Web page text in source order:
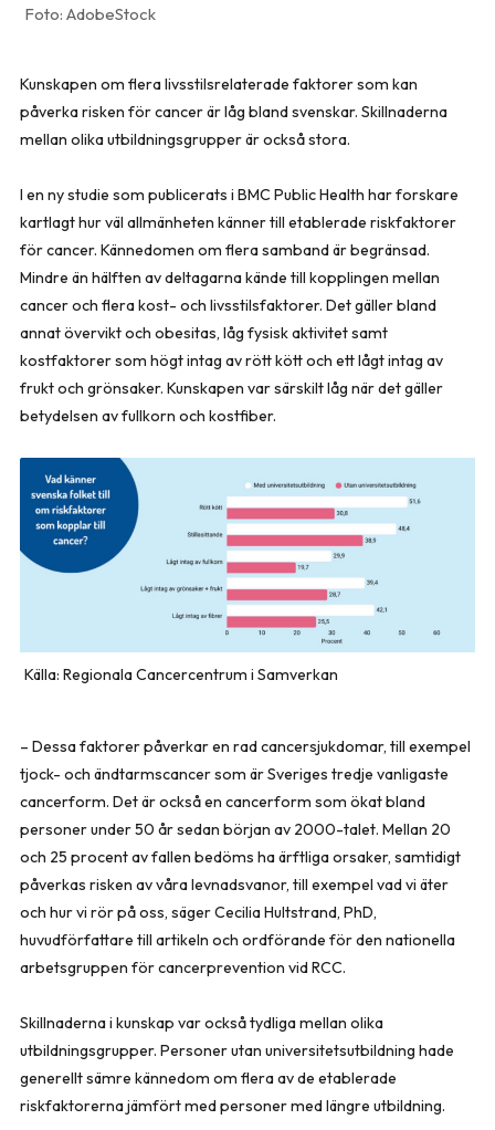
AdobeStock
Kunskapen om flera livsstilsrelaterade faktorer som kan
påverka risken för cancer är låg bland svenskar. Skillnaderna
mellan olika utbildningsgrupper är också stora.
I en ny studie som publicerats i BMC Public Health har forskare
kartlagt hur väl allmänheten känner till etablerade riskfaktorer
för cancer. Kännedomen om flera samband är begränsad.
Mindre än hälften av deltagarna kände till kopplingen mellan
cancer och flera kost- och livsstilsfaktorer. Det gäller bland
annat övervikt och obesitas, låg fysisk aktivitet samt
kostfaktorer som högt intag av rött kött och ett lågt intag av
frukt och grönsaker. Kunskapen var särskilt låg när det gäller
betydelsen av fullkorn och kostfiber.
Källa: Regionala Cancercentrum i Samverkan
– Dessa faktorer påverkar en rad cancersjukdomar, till exempel
tjock- och ändtarmscancer som är Sveriges tredje vanligaste
cancerform. Det är också en cancerform som ökat bland
personer under 50 år sedan början av 2000-talet. Mellan 20
och 25 procent av fallen bedöms ha ärftliga orsaker, samtidigt
påverkas risken av våra levnadsvanor, till exempel vad vi äter
och hur vi rör på oss, säger Cecilia Hultstrand, PhD,
huvudförfattare till artikeln och ordförande för den nationella
arbetsgruppen för cancerprevention vid RCC.
Skillnaderna i kunskap var också tydliga mellan olika
utbildningsgrupper. Personer utan universitetsutbildning hade
generellt sämre kännedom om flera av de etablerade
riskfaktorerna jämfört med personer med längre utbildning.